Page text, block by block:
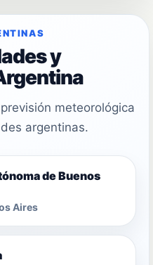
y
meteorológica
argentinas.
de Buenos
Aires